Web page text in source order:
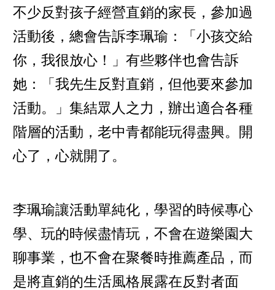
不少反對孩子經營直銷的家長，參加過
活動後，總會告訴李珮瑜：「小孩交給
你，我很放心！」有些夥伴也會告訴
她：「我先生反對直銷，但他要來參加
活動。」集結眾人之力，辦出適合各種
階層的活動，老中青都能玩得盡興。開
心了，心就開了。
李珮瑜讓活動單純化，學習的時候專心
學、玩的時候盡情玩，不會在遊樂園大
聊事業，也不會在聚餐時推薦產品，而
是將直銷的生活風格展露在反對者面